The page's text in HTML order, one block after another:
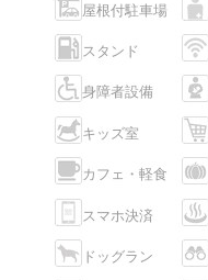
屋根付駐車場
スタンド
身障者設備
キッズ室
カフェ・軽食
スマホ決済
ドッグラン